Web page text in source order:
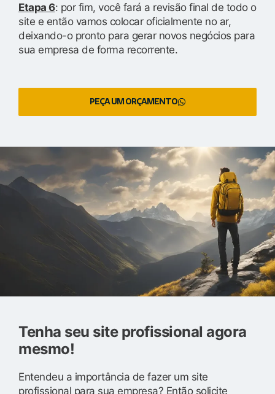
Etapa 6: por fim, você fará a revisão final de todo o
site e então vamos colocar oficialmente no ar,
deixando-o pronto para gerar novos negócios para
sua empresa de forma recorrente.
PEÇA UM ORÇAMENTO
Tenha seu site profissional agora
mesmo!
Entendeu a importância de fazer um site
profissional para sua empresa? Então solicite